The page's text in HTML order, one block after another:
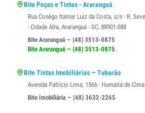
Bite Peças e Tintas - Araranguá
Rua Conêgo Itamar Luiz da Costa, s/n · R.
- Cidade Alta, Araranguá - SC, 88901-088
Bite Araranguá — (48) 3513-0875
Bite Araranguá — (48) 3513-0875
Bite Tintas Imobiliárias — Tubarão
Avenida Patrício Lima, 1566 · Humaitá de
Bite Imobiliária — (48) 3632-2265